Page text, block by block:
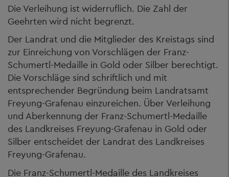
Die Verleihung ist widerruflich. Die Zahl der
Geehrten wird nicht begrenzt.
Der Landrat und die Mitglieder des Kreistags sind
zur Einreichung von Vorschlägen der Franz-
Schumertl-Medaille in Gold oder Silber berechtigt.
Die Vorschläge sind schriftlich und mit
entsprechender Begründung beim Landratsamt
Freyung-Grafenau einzureichen. Über Verleihung
und Aberkennung der Franz-Schumertl-Medaille
des Landkreises Freyung-Grafenau in Gold oder
Silber entscheidet der Landrat des Landkreises
Freyung-Grafenau.
Die Franz-Schumertl-Medaille des Landkreises